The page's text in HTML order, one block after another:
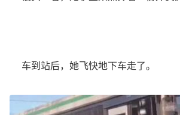
车到站后，她飞快地下车走了。